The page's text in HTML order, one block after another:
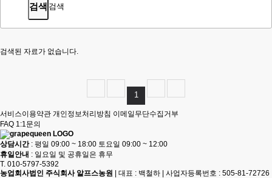
검색
검색된 자료가 없습니다.
1
서비스이용약관 개인정보처리방침 이메일무단수집거부
FAQ 1:1문의
상담시간: 평일 09:00 ~ 18:00 토요일 09:00 ~ 12:00
휴일안내 : 일요일 및 공휴일은 휴무
T. 010-5797-5392
농업회사법인 주식회사 알프스농원 | 대표 : 백철하 | 사업자등록번호 : 505-81-72726